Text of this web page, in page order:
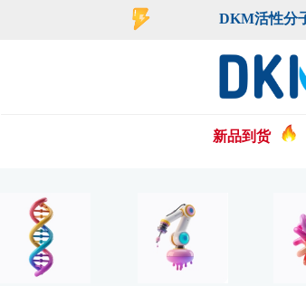
DKM活性分
新品到货